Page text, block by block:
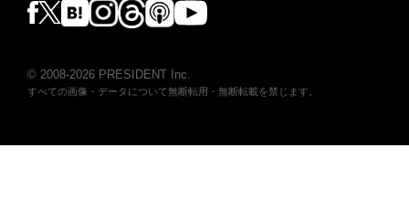
© 2008-2026 PRESIDENT Inc.
すべての画像・データについて無断転用・無断転載を禁じます。